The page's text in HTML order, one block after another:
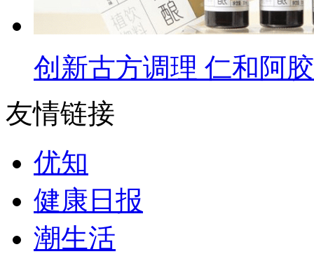
创新古方调理 仁和阿
友情链接
优知
健康日报
潮生活